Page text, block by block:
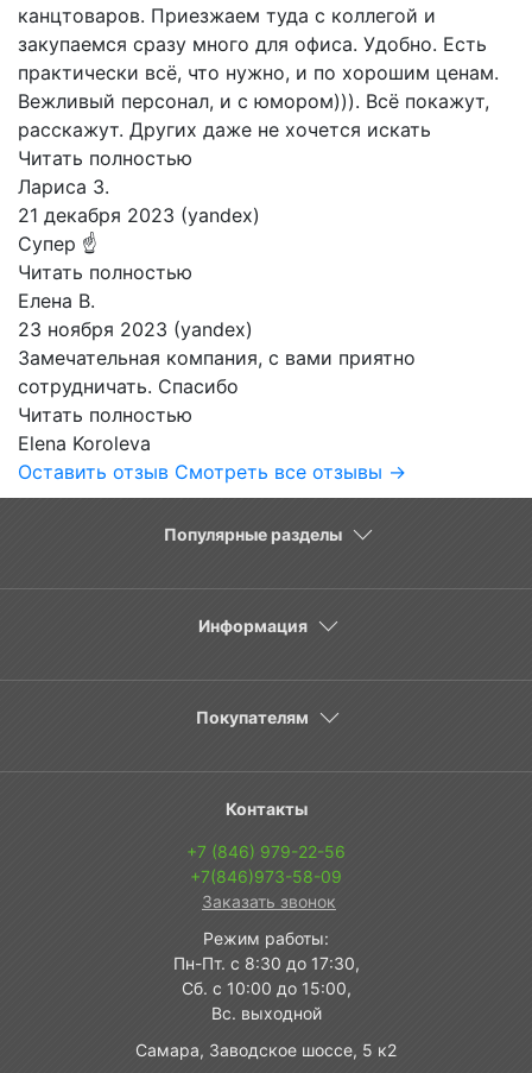
канцтоваров. Приезжаем туда с коллегой и
закупаемся сразу много для офиса. Удобно. Есть
практически всё, что нужно, и по хорошим ценам.
Вежливый персонал, и с юмором))). Всё покажут,
расскажут. Других даже не хочется искать
Читать полностью
Лариса З.
21 декабря 2023 (yandex)
Супер ☝️
Читать полностью
Елена В.
23 ноября 2023 (yandex)
Замечательная компания, с вами приятно
сотрудничать. Спасибо
Читать полностью
Elena Koroleva
Оставить отзыв Смотреть все отзывы →
Популярные разделы
Информация
Покупателям
Контакты
+7 (846) 979-22-56
+7(846)973-58-09
Заказать звонок
Режим работы:
Пн-Пт. с 8:30 до 17:30,
Сб. с 10:00 до 15:00,
Вс. выходной
Самара, Заводское шоссе, 5 к2